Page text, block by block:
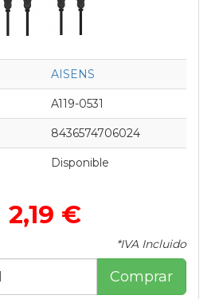
AISENS
A119-0531
8436574706024
Disponible
2,19 €
*IVA Incluido
Comprar